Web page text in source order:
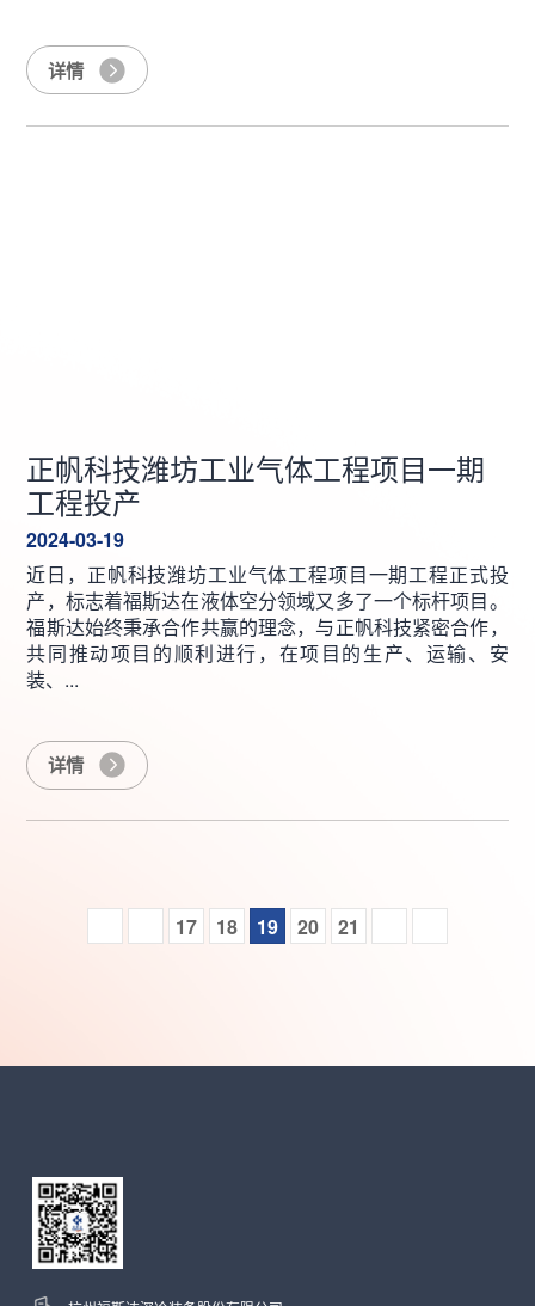
详情
正帆科技潍坊工业气体工程项目一期
工程投产
2024-03-19
近日，正帆科技潍坊工业气体工程项目一期工程正式投
产，标志着福斯达在液体空分领域又多了一个标杆项目。
福斯达始终秉承合作共赢的理念，与正帆科技紧密合作，
共同推动项目的顺利进行，在项目的生产、运输、安
装、...
详情
17 18 19 20 21